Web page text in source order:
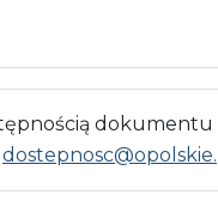
dokumentu